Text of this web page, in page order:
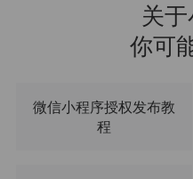
关
你可
微信小程序授权发布教
程